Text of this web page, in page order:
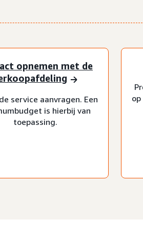
opnemen met de
service aanvragen. Een
is hierbij van
toepassing.